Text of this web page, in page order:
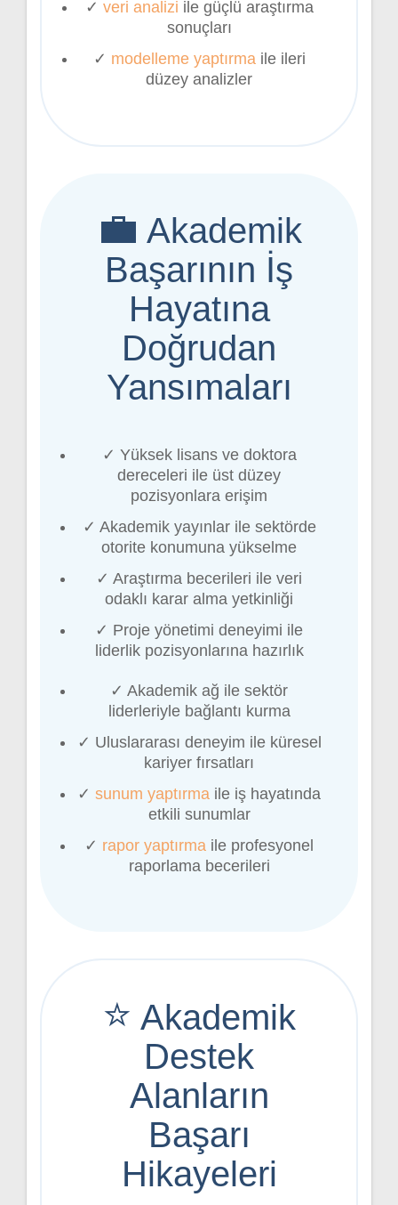
✓ veri analizi ile güçlü araştırma
sonuçları
✓ modelleme yaptırmaile ileri
düzey analizler
💼 Akademik
Başarının İş
Hayatına
Doğrudan
Yansımaları
✓ Yüksek lisans ve doktora
dereceleri ile üst düzey
pozisyonlara erişim
✓ Akademik yayınlar ile sektörde
otorite konumuna yükselme
✓ Araştırma becerileri ile veri
odaklı karar alma yetkinliği
✓ Proje yönetimi deneyimi ile
liderlik pozisyonlarına hazırlık
✓ Akademik ağ ile sektör
liderleriyle bağlantı kurma
✓ Uluslararası deneyim ile küresel
kariyer fırsatları
✓ sunum yaptırma ile iş hayatında
etkili sunumlar
✓ rapor yaptırma ile profesyonel
raporlama becerileri
⭐ Akademik
Destek
Alanların
Başarı
Hikayeleri